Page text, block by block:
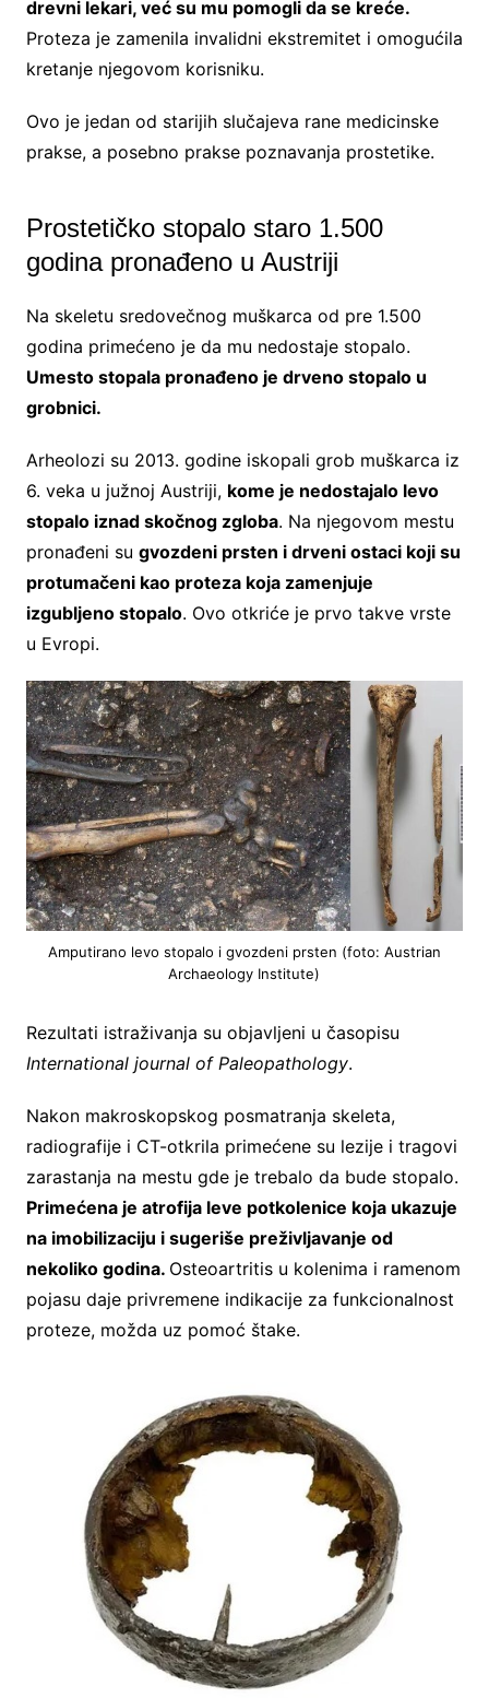
drevni lekari, već su mu pomogli da se kreće.
Proteza je zamenila invalidni ekstremitet i omogućila
kretanje njegovom korisniku.
Ovo je jedan od starijih slučajeva rane medicinske
prakse, a posebno prakse poznavanja prostetike.
Prostetičko stopalo staro 1.500
godina pronađeno u Austriji
Na skeletu sredovečnog muškarca od pre 1.500
godina primećeno je da mu nedostaje stopalo.
Umesto stopala pronađeno je drveno stopalo u
grobnici.
Arheolozi su 2013. godine iskopali grob muškarca iz
6. veka u južnoj Austriji, kome je nedostajalo levo
stopalo iznad skočnog zgloba. Na njegovom mestu
pronađeni su gvozdeni prsten i drveni ostaci koji su
protumačeni kao proteza koja zamenjuje
izgubljeno stopalo. Ovo otkriće je prvo takve vrste
u Evropi.
Amputirano levo stopalo i gvozdeni prsten (foto: Austrian
Archaeology Institute)
Rezultati istraživanja su objavljeni u časopisu
International journal of Paleopathology.
Nakon makroskopskog posmatranja skeleta,
radiografije i CT-otkrila primećene su lezije i tragovi
zarastanja na mestu gde je trebalo da bude stopalo.
Primećena je atrofija leve potkolenice koja ukazuje
na imobilizaciju i sugeriše preživljavanje od
nekoliko godina. Osteoartritis u kolenima i ramenom
pojasu daje privremene indikacije za funkcionalnost
proteze, možda uz pomoć štake.